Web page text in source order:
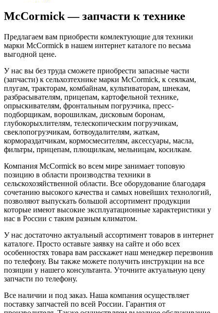
McCormick — запчасти к технике
Предлагаем вам приобрести комлектующие для техники
марки McCormick в нашем интернет каталоге по весьма
выгодной цене.
У нас вы без труда сможете приобрести запасные части
(запчасти) к сельхозтехнике марки McCormick, к сеялкам,
плугам, тракторам, комбайнам, культиваторам, шнекам,
разбрасывателям, прицепам, картофельной технике,
опрыскивателям, фронтальным погрузчика, пресс-
подборщикам, ворошилкам, дисковым боронам,
глубокорыхлителям, телескопическим погрузчикам,
свеклопогрузчикам, ботвоудалителям, жаткам,
кормораздатчикам, кормосмесителям, аксессуары, масла,
фильтры, прицепам, плющилкам, мельницам, косилкам.
Компания McCormick во всем мире занимает топовую
позицию в области производства техники в
сельскохозяйственной области. Все оборудование благодаря
сочетанию высокого качества и самых новейших технологий,
позволяют выпускать большой ассортимент продукции
которые имеют высокие эксплуатационные характеристики у
нас в России с таким разным климатом.
У нас достаточно актуальный ассортимент товаров в интернет
каталоге. Просто оставьте заявку на сайте и обо всех
особенностях товара вам расскажет наш менеджер перезвонив
по телефону. Вы также можете получить инструкции на все
позиции у нашего консультанта. Уточните актуальную цену
запчасти по телефону.
Все наличии и под заказ. Наша компания осуществляет
поставку запчастей по всей России. Гарантия от